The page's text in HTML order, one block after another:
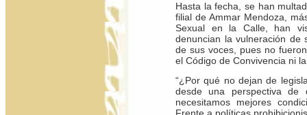
Hasta la fecha, se han
filial de Ammar Mendoza,
Sexual en la Calle, han
denuncian la vulneración de
de sus voces, pues no
el Código de Convivencia ni
“¿Por qué no dejan de
desde una perspectiva de
necesitamos mejores